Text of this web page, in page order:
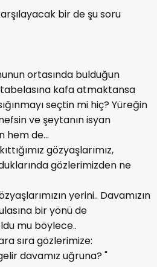
bir de şu soru
ortasında bulduğun
kafa atmaktansa
seçtin mi hiç? Yüreğin
ve şeytanın isyan
hem de...
gözyaşlarımız,
gözlerimizden ne
yerini.. Davamızın
bir yönü de
mu böylece..
sıra gözlerimize:
davamız uğruna? "